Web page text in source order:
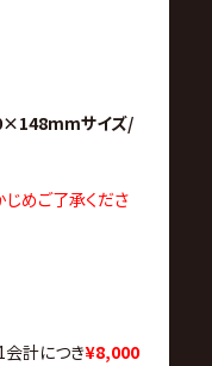
サイズ/
じめご了承くださ
会計につき¥8,000